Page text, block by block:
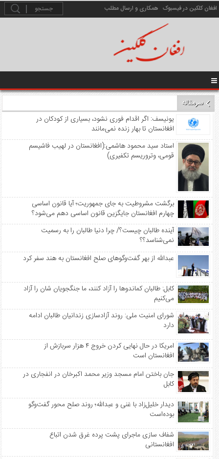
افغان کلکین در فیسبوک همکاری و ارسال مطلب
سرمقاله
️ یونیسف: اگر اقدام فوری نشود، بسیاری از کودکان در
افغانستان تا بهار زنده نمی‌مانند
استاد سید محمود هاشمی:(افغانستان در لهیب فاشیسم
قومی، وتروریسم تکفیری)
برگشت مشروطیت به جای جمهوریت؛ آیا قانون اساسی
چهارم افغانستان جایگزین قانون اساسی دهم می‌شود؟
آینده طالبان چیست؟/ چرا دنیا طالبان را به رسمیت
نمی‌شناسد؟؟
عبدالله از بهر گفت‌وگوهای صلح افغانستان به هند سفر کرد
کابل: طالبان کماندوها را آزاد کنند، ما جنگجویان شان را آزاد
می‌کنیم
شورای امنیت ملی: روند آزادسازی زندانیان طالبان ادامه
دارد
امریکا در حال نهایی کردن خروج ۴ هزار سربازش از
افغانستان است
جان باختن امام مسجد وزیر محمد اکبرخان در انفجاری در
کابل
دیدار خلیل‌زاد با غنی و عبدالله؛ روند صلح محور گفت‌وگو
بوده‌است
شفاف سازی ماجرای پشت پرده غرق شدن اتباع
افغانستانی